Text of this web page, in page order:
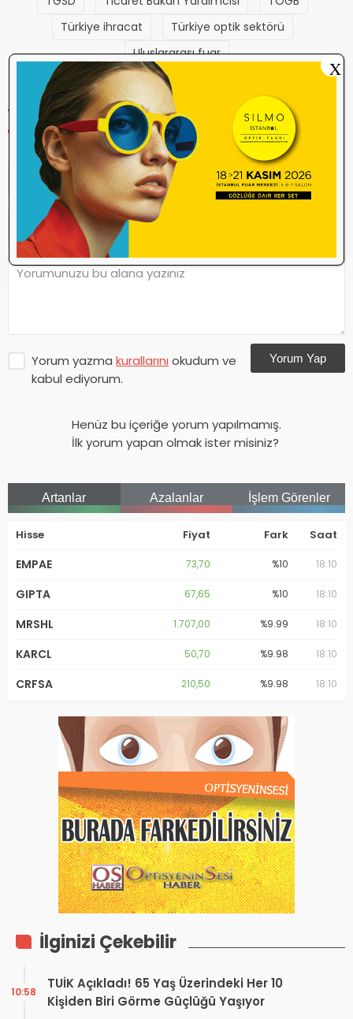
Türkiye ihracat
Türkiye optik sektörü
Uluslararası fuar
YORUM YAP
Yorum yazma kurallarını okudum ve
kabul ediyorum.
Yorum Yap
Henüz bu içeriğe yorum yapılmamış.
İlk yorum yapan olmak ister misiniz?
Artanlar Azalanlar İşlem Görenler
Hisse Fiyat Fark Saat
EMPAE 73,70 %10 18:10
GIPTA 67,65 %10 18:10
MRSHL 1.707,00 %9.99 18:10
KARCL 50,70 %9.98 18:10
CRFSA 210,50 %9.98 18:10
İlginizi Çekebilir
TUİK Açıkladı! 65 Yaş Üzerindeki Her 10
Kişiden Biri Görme Güçlüğü Yaşıyor
10:58
X